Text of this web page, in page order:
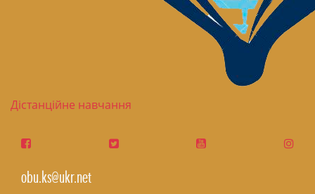
Дістанційне навчання
obu.ks@ukr.net